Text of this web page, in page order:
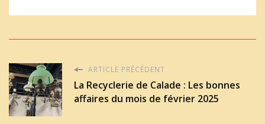
ARTICLE PRÉCÉDENT
La Recyclerie de Calade : Les bonnes
affaires du mois de février 2025